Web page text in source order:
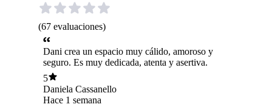
(67 evaluaciones)
Dani crea un espacio muy cálido, amoroso y
seguro. Es muy dedicada, atenta y asertiva.
5
Daniela Cassanello
Hace 1 semana